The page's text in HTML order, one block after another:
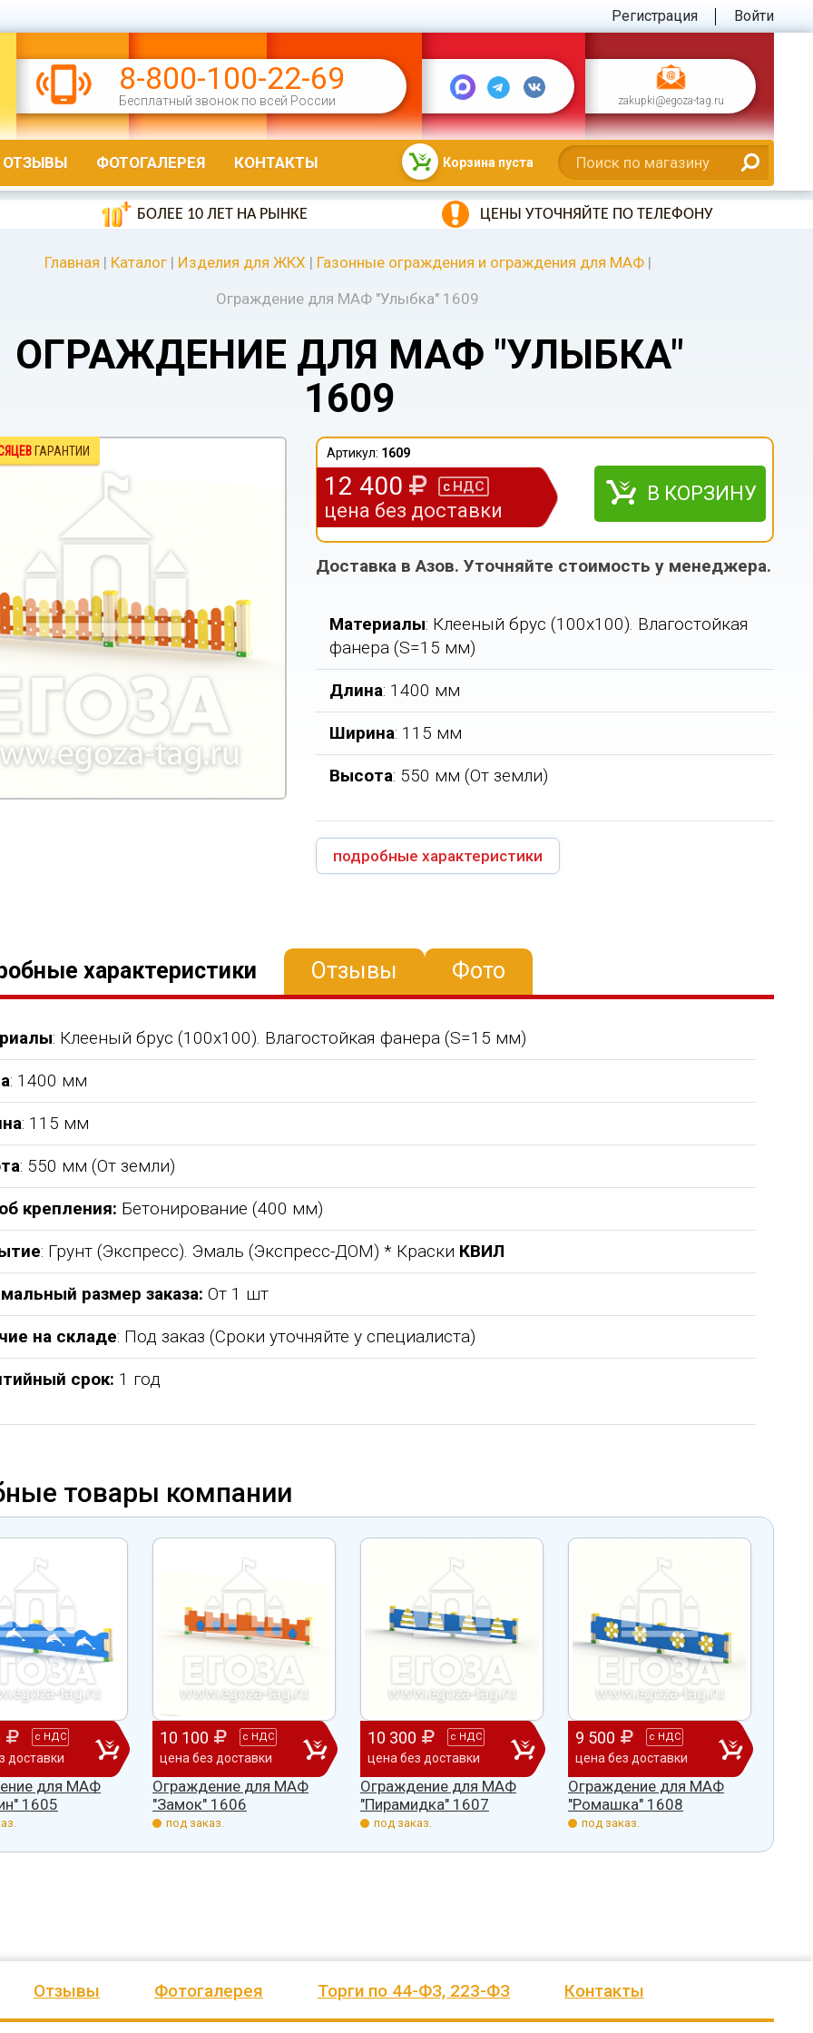
Регистрация Войти
8-800-100-22-69
Бесплатный звонок по всей России zakupki@egoza-tag.ru
ОТЗЫВЫ ФОТОГАЛЕРЕЯ КОНТАКТЫ Корзина пуста
БОЛЕЕ 10 ЛЕТ НА РЫНКЕ ЦЕНЫ УТОЧНЯЙТЕ ПО ТЕЛЕФОНУ
многих
...
наших детишек появилась детская
площадка. В нашей деревне всего 37
проживающих жителя, нет магазина,
почтового отделения, фапа, детского
сада, школы, есть только очень
старый СК, детская площадка...
весь отзыв
Елена Алексеевна
Администрация МО "Новогорское"
Граховского района Удмуртской
Владимирович! Примите самые
Поздравляем Вас с праздником, хочу
выразить Вам, замечательному
человеку, своё признание и уважение.
Администрация сельского поселения
Ве...
весь отзыв
Глава сельского поселения Вепсское
благодарность Группе компаний
"Егоза" за успешное и плодотворное
сотрудничество. Детское игровое
оборудование поставили в срок,
быстро и надёжно смонтировали.
Огромное спасибо бригаде
монтажников и лично менеджеру
Насул...
весь отзыв
Багит Карамурзин
ТОО Егеменди Курылыс, Казахстан
оздоровительный лагерь
Орловской области выражает
благодарность ГК "Егоза" г.
бригадам монтажников, а
Юрию, Александру, Петру,
Евгению. Команда, несмотря на
сложные погодные условия,
качествен...
весь отзыв
Сагина Оксана Станиславовна
Детский спортивно-
Главная | Каталог | Изделия для ЖКХ | Газонные ограждения и ограждения для МАФ |
Ограждение для МАФ "Улыбка" 1609
ОГРАЖДЕНИЕ ДЛЯ МАФ "УЛЫБКА"
1609
ГАРАНТИИ Артикул: 1609
12 400 с НДС
цена без доставки
В КОРЗИНУ
Доставка в Азов. Уточняйте стоимость у менеджера.
Материалы: Клееный брус (100х100). Влагостойкая
фанера (S=15 мм)
Длина: 1400 мм
Ширина: 115 мм
Высота: 550 мм (От земли)
подробные характеристики
характеристики Отзывы Фото
: Клееный брус (100х100). Влагостойкая фанера (S=15 мм)
: 1400 мм
: 115 мм
: 550 мм (От земли)
крепления: Бетонирование (400 мм)
: Грунт (Экспресс). Эмаль (Экспресс-ДОМ) * Краски КВИЛ
размер заказа: От 1 шт
на складе: Под заказ (Сроки уточняйте у специалиста)
срок: 1 год
товары компании
с НДС
доставки
для МАФ
1605
10 100 с НДС
цена без доставки
Ограждение для МАФ
"Замок" 1606
под заказ.
10 300 с НДС
цена без доставки
Ограждение для МАФ
"Пирамидка" 1607
под заказ.
9 500 с НДС
цена без доставки
Ограждение для МАФ
"Ромашка" 1608
под заказ.
Отзывы Фотогалерея Торги по 44-ФЗ, 223-ФЗ Контакты